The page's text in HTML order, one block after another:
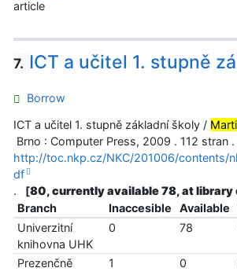
article
7. ICT a učitel 1. stupně
Borrow
ICT a učitel 1. stupně základní školy /
Brno : Computer Press, 2009 . 112 stran .
http://toc.nkp.cz/NKC/201006/contents/
df
.
[80, currently available 78, at library
Branch
Inaccesible Available
Univerzitní
knihovna UHK
0 78
Prezenčně 1 0